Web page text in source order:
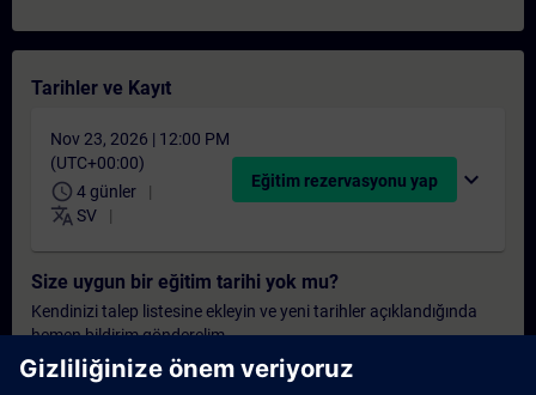
Tarihler ve Kayıt
Nov 23, 2026 | 12:00 PM
(UTC+00:00)
schedule 4 günler
translate SV
Eğitim rezervasyonu yap expand_more
Size uygun bir eğitim tarihi yok mu?
Kendinizi talep listesine ekleyin ve yeni tarihler açıklandığında
hemen bildirim gönderelim.
Bildirim hizmetini etkinleştirin